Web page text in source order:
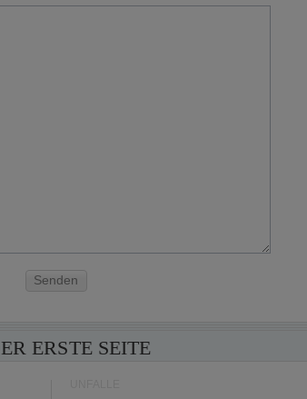
Senden
ERSTE SEITE